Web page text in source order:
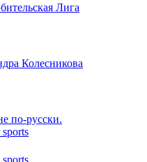
Лига
Колесникова
по-русски.